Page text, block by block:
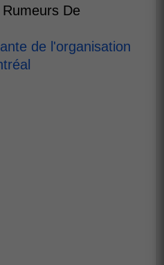
De
de l'organisation